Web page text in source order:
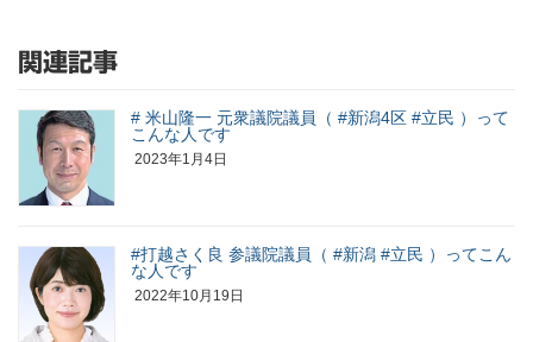
関連記事
# 米山隆一 元衆議院議員（ #新潟4区 #立民 ）って
こんな人です
2023年1月4日
#打越さく良 参議院議員（ #新潟 #立民 ）ってこん
な人です
2022年10月19日